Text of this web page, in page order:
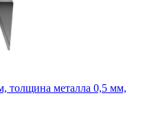
толщина металла 0,5 мм,